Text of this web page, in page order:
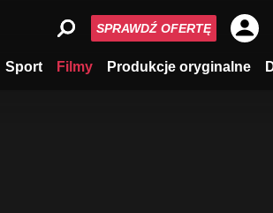
Sport Filmy Produkcje oryginalne
SPRAWDŹ OFERTĘ